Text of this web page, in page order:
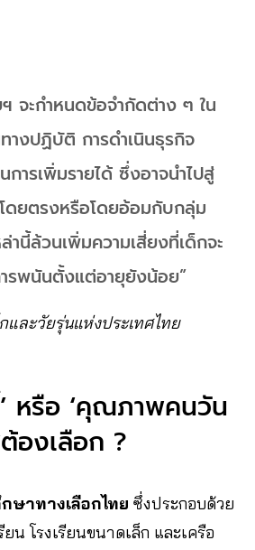
จะกำหนดข้อจำกัดต่าง ๆ ใน
างปฏิบัติ การดำเนินธุรกิจ
การเพิ่มรายได้ ซึ่งอาจนำไปสู่
ดยตรงหรือโดยอ้อมกับกลุ่ม
ล่านี้ล้วนเพิ่มความเสี่ยงที่เด็กจะ
รพนันตั้งแต่อายุยังน้อย”
และวัยรุ่นแห่งประเทศไทย
หรือ ‘คุณภาพคนวัน
องเลือก ?
ษาทางเลือกไทย ซึ่งประกอบด้วย
น โรงเรียนขนาดเล็ก และเครือ